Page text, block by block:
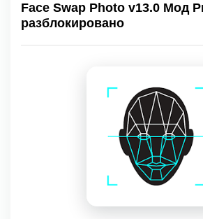
Face Swap Photo v13.0 Мод
разблокировано